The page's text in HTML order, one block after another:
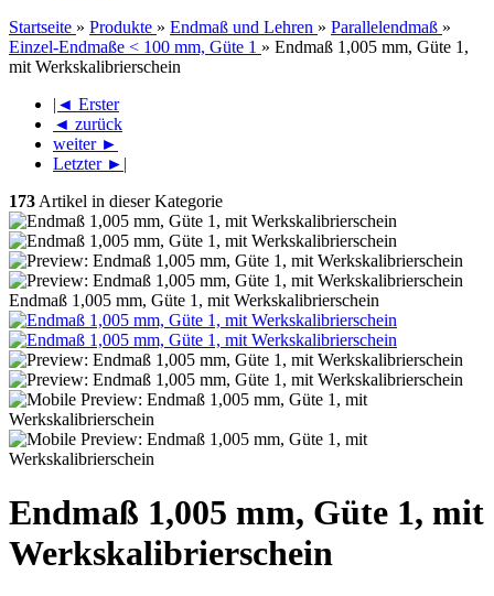
Startseite » Produkte » Endmaß und Lehren » Parallelendmaß »
Einzel-Endmaße < 100 mm, Güte 1 » Endmaß 1,005 mm, Güte 1,
mit Werkskalibrierschein
|◄ Erster
◄ zurück
weiter ►
Letzter ►|
173 Artikel in dieser Kategorie
Endmaß 1,005 mm, Güte 1, mit Werkskalibrierschein
Endmaß 1,005 mm, Güte 1, mit
Werkskalibrierschein